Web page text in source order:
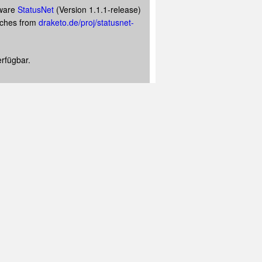
StatusNet (Version 1.1.1-release)
from draketo.de/proj/statusnet-